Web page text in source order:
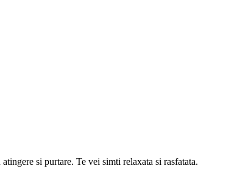
si purtare. Te vei simti relaxata si rasfatata.